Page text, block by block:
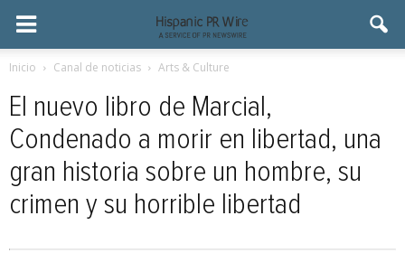
Inicio Canal de noticias Arts & Culture
El nuevo libro de Marcial,
Condenado a morir en libertad, una
gran historia sobre un hombre, su
crimen y su horrible libertad